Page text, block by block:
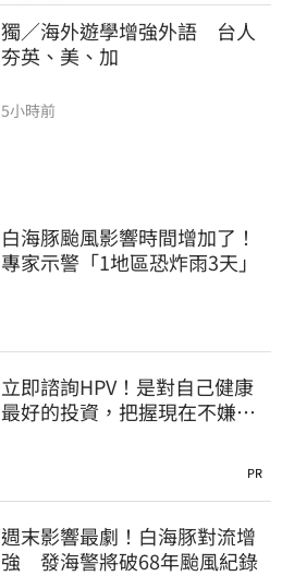
獨／海外遊學增強外語　台人
夯英、美、加
5小時前
白海豚颱風影響時間增加了！
專家示警「1地區恐炸雨3天」
立即諮詢HPV！是對自己健康
最好的投資，把握現在不嫌
PR
週末影響最劇！白海豚對流增
強 發海警將破68年颱風紀錄